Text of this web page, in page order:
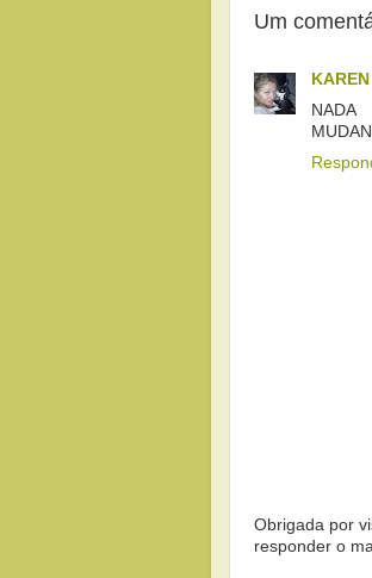
Um
Obrigada por
responder o